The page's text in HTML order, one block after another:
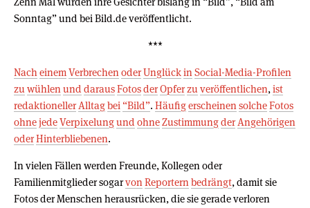
Sonntag” und bei Bild.de veröffentlicht.
***
NacheinemVerbrechenoderUnglückinSocial-Media-Profilen
zuwühlenund darausFotosderOpferzuveröffentlichen,ist
redaktionellerAlltagbei “Bild”. HäufigerscheinensolcheFotos
ohnejedeVerpixelungund ohneZustimmungderAngehörigen
oderHinterbliebenen.
In vielen Fällen werden Freunde, Kollegen oder
Familienmitglieder sogarvonReporternbedrängt, damit sie
Fotos der Menschen herausrücken, die sie gerade verloren